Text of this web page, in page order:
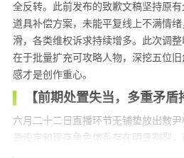
全反转。此前发布的致歉文稿坚持原
道具补偿方案，未能平复线上不满情
滑，各类维权诉求持续增多。此次调
在于批量扩充可攻略人物，深挖五位
感才是创作重心。
【前期处置失当，多重矛盾
六月二十二日直播环节无铺垫放出敖
景设定和现存角色体系存在明显割裂